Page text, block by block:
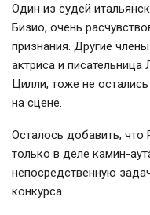
Один из судей
Бизио, очень
признания. Другие
актриса и
Цилли, тоже не
на сцене.
Осталось добавить, что
только в деле камин-
непосредственную
конкурса.